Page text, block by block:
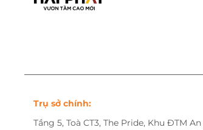
Trụ sở chính:
Tầng 5, Toà CT3, The Pride, Khu ĐTM An